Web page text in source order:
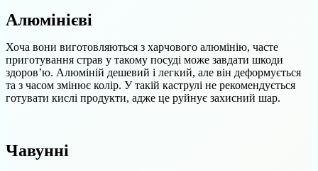
Алюмінієві
Хоча вони виготовляються з харчового алюмінію, часте
приготування страв у такому посуді може завдати шкоди
здоров’ю. Алюміній дешевий і легкий, але він деформується
та з часом змінює колір. У такій каструлі не рекомендується
готувати кислі продукти, адже це руйнує захисний шар.
Чавунні